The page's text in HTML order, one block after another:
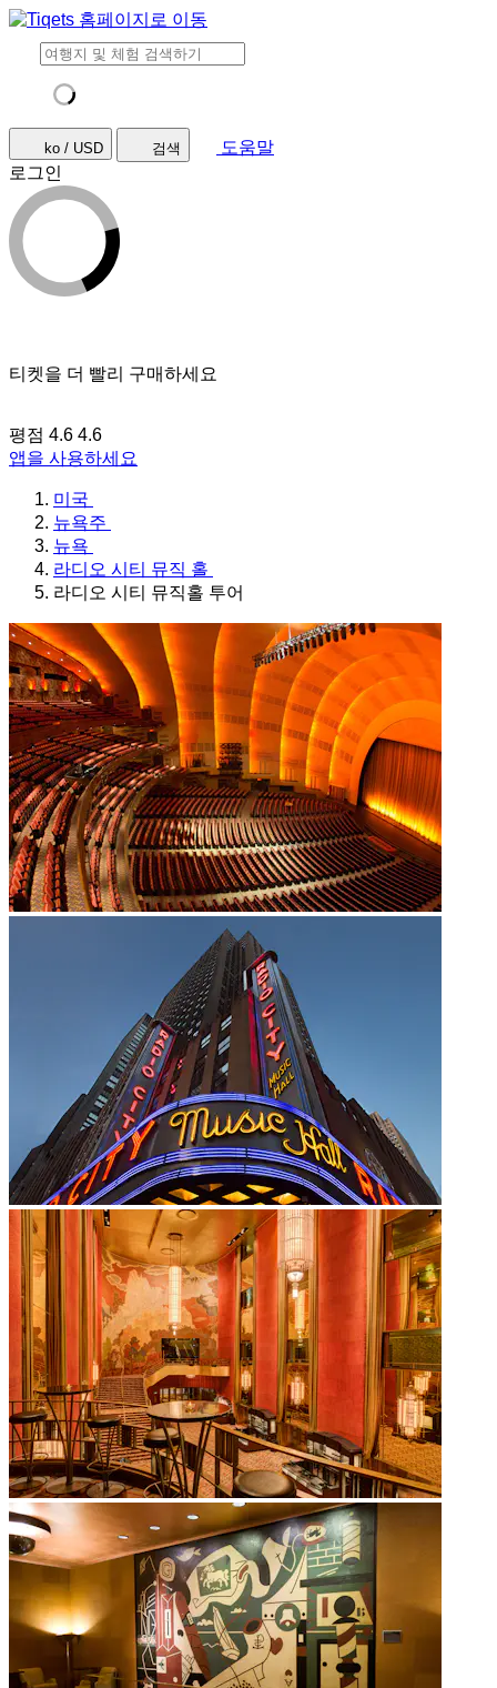
ko / USD 검색
도움말
로그인
티켓을 더 빨리 구매하세요
평점 4.6 4.6
앱을 사용하세요
미국
뉴욕주
뉴욕
라디오 시티 뮤직 홀
라디오 시티 뮤직홀 투어